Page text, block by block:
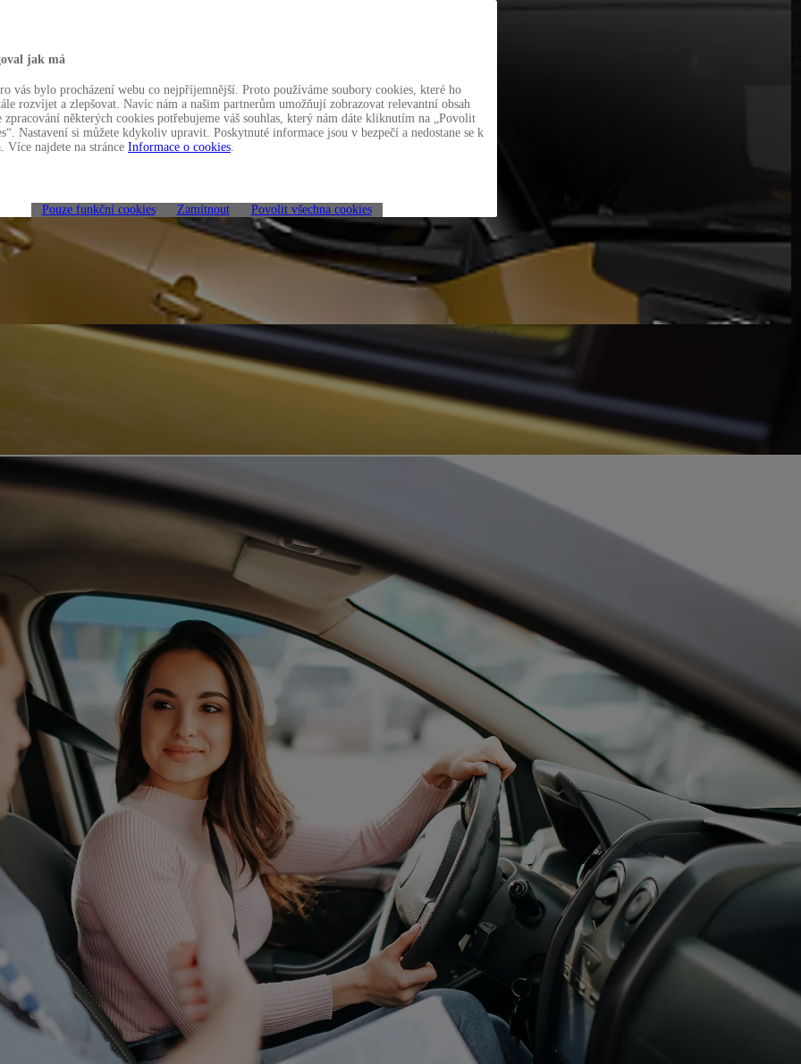
jak má
vás bylo procházení webu co nejpříjemnější. Proto používáme soubory cookies, které ho
rozvíjet a zlepšovat. Navíc nám a našim partnerům umožňují zobrazovat relevantní obsah
zpracování některých cookies potřebujeme váš souhlas, který nám dáte kliknutím na „Povolit
Nastavení si můžete kdykoliv upravit. Poskytnuté informace jsou v bezpečí a nedostane se k
Více najdete na stránce Informace o cookies.
Pouze funkční cookies Zamítnout Povolit všechna cookies